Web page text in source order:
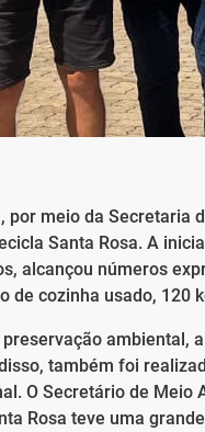
por meio da
Santa Rosa. A
alcançou números
de cozinha usado, 120
ambiental,
também foi
O Secretário de Meio
Rosa teve uma